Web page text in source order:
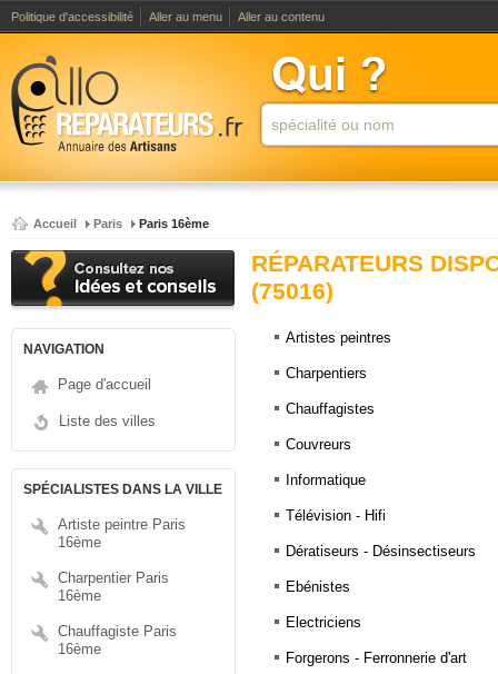
Politique d'accessibilité Aller au menu Aller au contenu
Accueil Paris Paris 16ème
NAVIGATION
Page d'accueil
Liste des villes
SPÉCIALISTES DANS LA VILLE
Artiste peintre Paris
16ème
Charpentier Paris
16ème
Chauffagiste Paris
16ème
RÉPARATEURS
(75016)
Artistes peintres
Charpentiers
Chauffagistes
Couvreurs
Informatique
Télévision - Hifi
Dératiseurs - Désinsectiseurs
Ebénistes
Electriciens
Forgerons - Ferronnerie d'art